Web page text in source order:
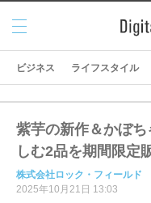
メニ
ュー
ビジネス ライフスタイル
紫芋の新作＆かぼ
しむ2品を期間限定
株式会社ロック・フィールド
2025年10月21日 13:03